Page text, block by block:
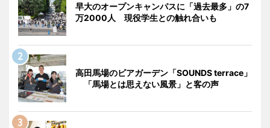
早大のオープンキャンパスに「過去最多」の7
万2000人 現役学生との触れ合いも
高田馬場のビアガーデン「SOUNDS terrace」
「馬場とは思えない風景」と客の声